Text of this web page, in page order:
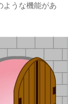
ような機能があ